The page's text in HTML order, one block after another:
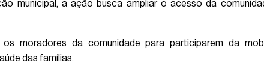
municipal, a ação busca ampliar o acesso da
moradores da comunidade para participarem da
das famílias.